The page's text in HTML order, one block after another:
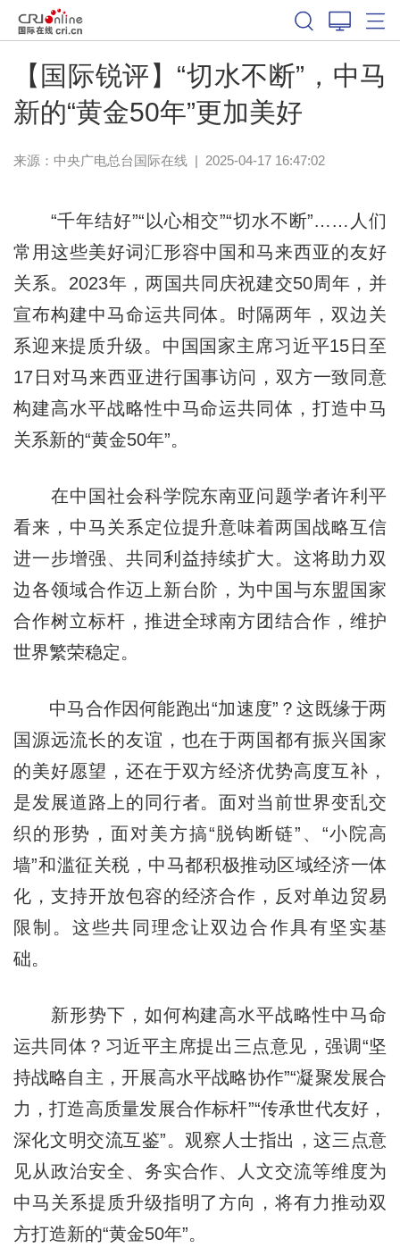
【国际锐评】“切水不断”，中马
新的“黄金50年”更加美好
来源：中央广电总台国际在线| 2025-04-17 16:47:02
“千年结好”“以心相交”“切水不断”……人们
常用这些美好词汇形容中国和马来西亚的友好
关系。2023年，两国共同庆祝建交50周年，并
宣布构建中马命运共同体。时隔两年，双边关
系迎来提质升级。中国国家主席习近平15日至
17日对马来西亚进行国事访问，双方一致同意
构建高水平战略性中马命运共同体，打造中马
关系新的“黄金50年”。
在中国社会科学院东南亚问题学者许利平
看来，中马关系定位提升意味着两国战略互信
进一步增强、共同利益持续扩大。这将助力双
边各领域合作迈上新台阶，为中国与东盟国家
合作树立标杆，推进全球南方团结合作，维护
世界繁荣稳定。
中马合作因何能跑出“加速度”？这既缘于两
国源远流长的友谊，也在于两国都有振兴国家
的美好愿望，还在于双方经济优势高度互补，
是发展道路上的同行者。面对当前世界变乱交
织的形势，面对美方搞“脱钩断链”、“小院高
墙”和滥征关税，中马都积极推动区域经济一体
化，支持开放包容的经济合作，反对单边贸易
限制。这些共同理念让双边合作具有坚实基
础。
新形势下，如何构建高水平战略性中马命
运共同体？习近平主席提出三点意见，强调“坚
持战略自主，开展高水平战略协作”“凝聚发展合
力，打造高质量发展合作标杆”“传承世代友好，
深化文明交流互鉴”。观察人士指出，这三点意
见从政治安全、务实合作、人文交流等维度为
中马关系提质升级指明了方向，将有力推动双
方打造新的“黄金50年”。